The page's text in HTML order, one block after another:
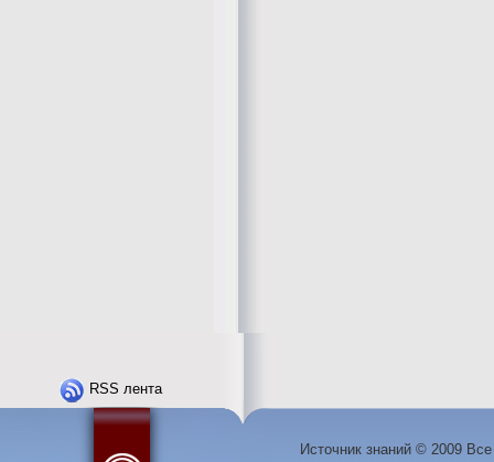
RSS лента
Источник знаний © 2009